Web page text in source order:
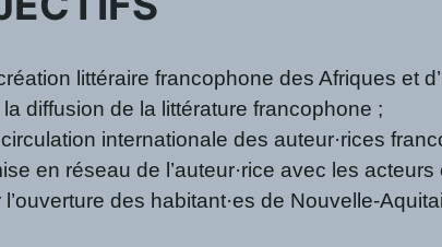
littéraire francophone des Afriques et
diffusion de la littérature francophone ;
internationale des auteur·rices
en réseau de l’auteur·rice avec les
des habitant·es de Nouvelle-